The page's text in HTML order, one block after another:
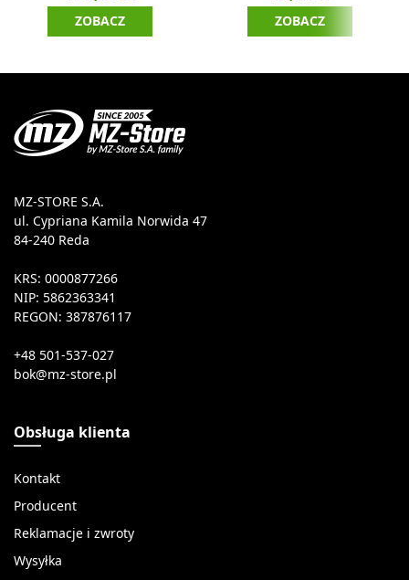
ZOBACZ ZOBACZ
MZ-STORE S.A.
ul. Cypriana Kamila Norwida 47
84-240 Reda
KRS: 0000877266
NIP: 5862363341
REGON: 387876117
+48 501-537-027
Obsługa klienta
Kontakt
Producent
Reklamacje i zwroty
Wysyłka